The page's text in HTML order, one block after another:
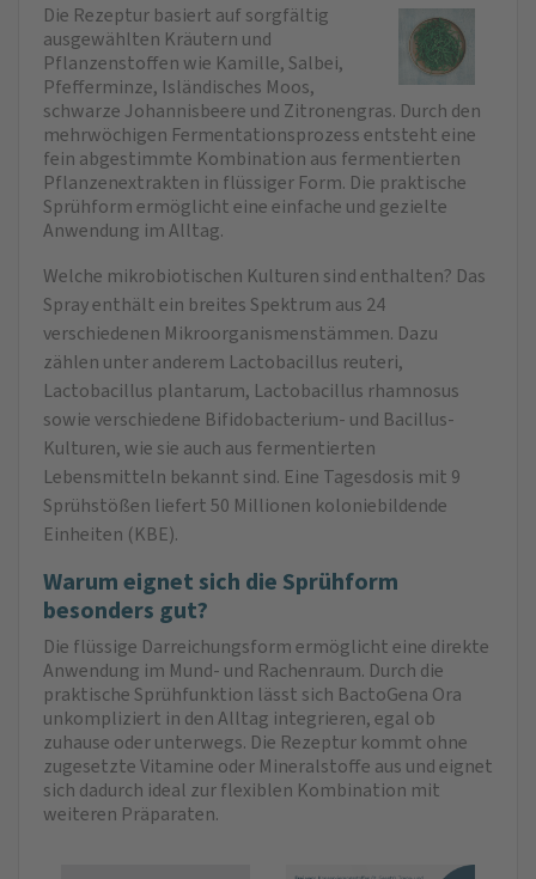
Die Rezeptur basiert auf sorgfältig
ausgewählten Kräutern und
Pflanzenstoffen wie Kamille, Salbei,
Pfefferminze, Isländisches Moos,
schwarze Johannisbeere und Zitronengras. Durch den
mehrwöchigen Fermentationsprozess entsteht eine
fein abgestimmte Kombination aus fermentierten
Pflanzenextrakten in flüssiger Form. Die praktische
Sprühform ermöglicht eine einfache und gezielte
Anwendung im Alltag.
Welche mikrobiotischen Kulturen sind enthalten? Das
Spray enthält ein breites Spektrum aus 24
verschiedenen Mikroorganismenstämmen. Dazu
zählen unter anderem Lactobacillus reuteri,
Lactobacillus plantarum, Lactobacillus rhamnosus
sowie verschiedene Bifidobacterium- und Bacillus-
Kulturen, wie sie auch aus fermentierten
Lebensmitteln bekannt sind. Eine Tagesdosis mit 9
Sprühstößen liefert 50 Millionen koloniebildende
Einheiten (KBE).
Warum eignet sich die Sprühform
besonders gut?
Die flüssige Darreichungsform ermöglicht eine direkte
Anwendung im Mund- und Rachenraum. Durch die
praktische Sprühfunktion lässt sich BactoGena Ora
unkompliziert in den Alltag integrieren, egal ob
zuhause oder unterwegs. Die Rezeptur kommt ohne
zugesetzte Vitamine oder Mineralstoffe aus und eignet
sich dadurch ideal zur flexiblen Kombination mit
weiteren Präparaten.